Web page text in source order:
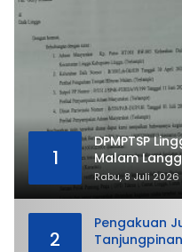
1
DPMPTSP
Malam
Rabu, 8 Juli 2026
2
Pengakuan